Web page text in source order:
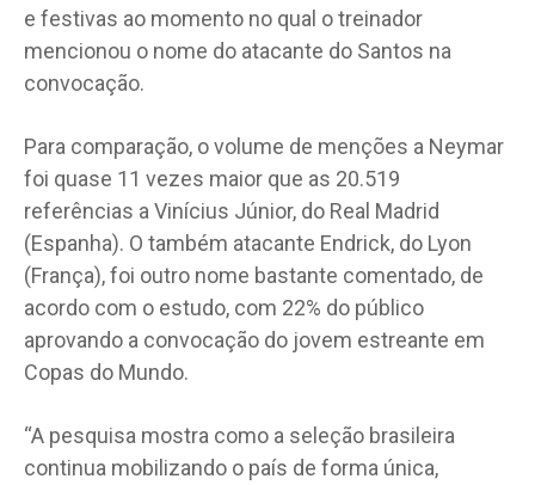
e festivas ao momento no qual o treinador
mencionou o nome do atacante do Santos na
convocação.
Para comparação, o volume de menções a Neymar
foi quase 11 vezes maior que as 20.519
referências a Vinícius Júnior, do Real Madrid
(Espanha). O também atacante Endrick, do Lyon
(França), foi outro nome bastante comentado, de
acordo com o estudo, com 22% do público
aprovando a convocação do jovem estreante em
Copas do Mundo.
“A pesquisa mostra como a seleção brasileira
continua mobilizando o país de forma única,